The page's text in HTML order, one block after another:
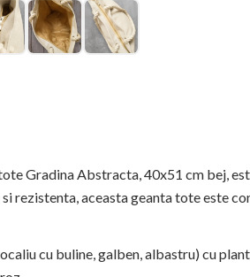
Gradina Abstracta, 40x51 cm bej,
si rezistenta, aceasta geanta tote este
cu buline, galben, albastru) cu